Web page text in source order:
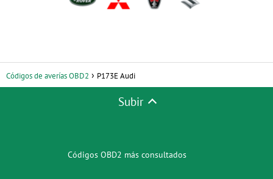
Códigos de averías OBD2 P173E Audi
Subir
Códigos OBD2 más consultados